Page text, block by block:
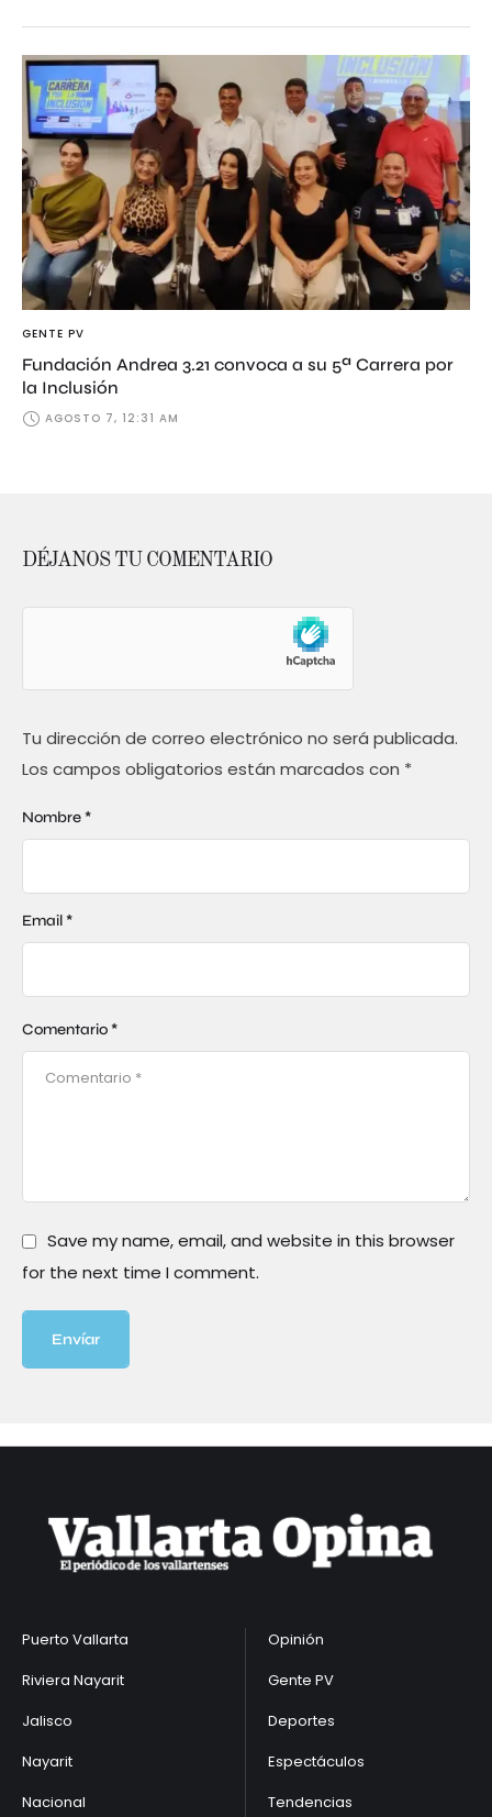
GENTE PV
Fundación Andrea 3.21 convoca a su 5ª Carrera por
la Inclusión
AGOSTO 7, 12:31 AM
DÉJANOS TU COMENTARIO
Tu dirección de correo electrónico no será publicada.
Los campos obligatorios están marcados con *
Comentario *
Nombre *
Email *
Save my name, email, and website in this browser
for the next time I comment.
Envíar
Puerto Vallarta
Riviera Nayarit
Jalisco
Nayarit
Nacional
Opinión
Gente PV
Deportes
Espectáculos
Tendencias